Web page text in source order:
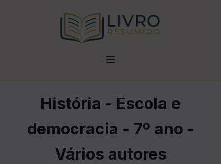
História - Escola e
democracia - 7º ano -
Vários autores